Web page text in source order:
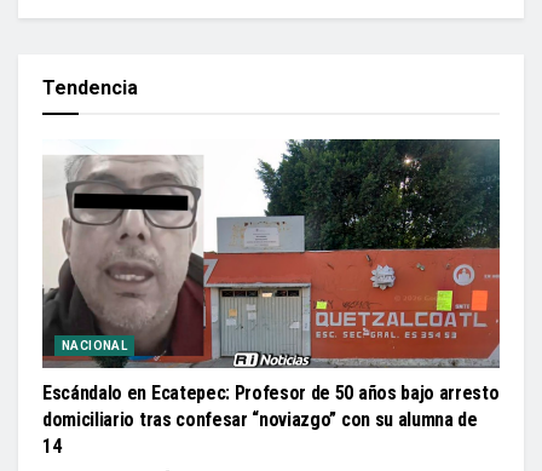
Tendencia
NACIONAL
Escándalo en Ecatepec: Profesor de 50 años bajo arresto
domiciliario tras confesar “noviazgo” con su alumna de
14